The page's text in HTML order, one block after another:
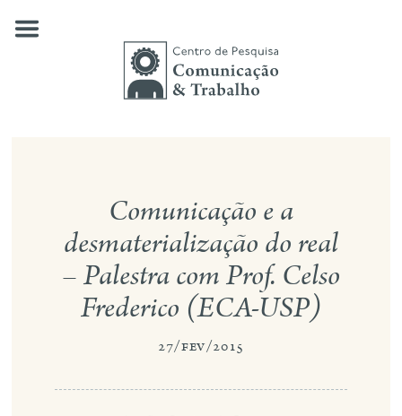
nossas pesquisas
publicações
notícias
eventos
contato
busca
Comunicação e a
desmaterialização do real
– Palestra com Prof. Celso
Frederico (ECA-USP)
27/fev/2015